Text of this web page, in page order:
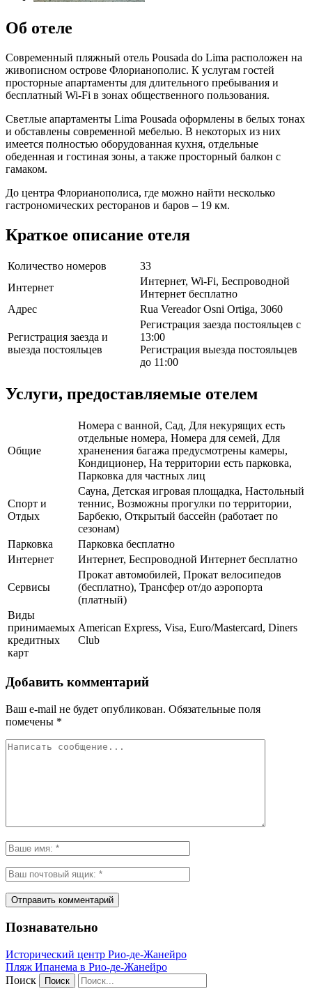
Об отеле
Современный пляжный отель Pousada do Lima расположен на
живописном острове Флорианополис. К услугам гостей
просторные апартаменты для длительного пребывания и
бесплатный Wi-Fi в зонах общественного пользования.
Светлые апартаменты Lima Pousada оформлены в белых тонах
и обставлены современной мебелью. В некоторых из них
имеется полностью оборудованная кухня, отдельные
обеденная и гостиная зоны, а также просторный балкон с
гамаком.
До центра Флорианополиса, где можно найти несколько
гастрономических ресторанов и баров – 19 км.
Краткое описание отеля
Количество номеров
33
Интернет
Интернет, Wi-Fi, Беспроводной
Интернет бесплатно
Адрес
Rua Vereador Osni Ortiga, 3060
Регистрация заезда и
выезда постояльцев
Регистрация заезда постояльцев с
13:00
Регистрация выезда постояльцев
до 11:00
Услуги, предоставляемые отелем
Общие
Номера с ванной, Сад, Для некурящих есть
отдельные номера, Номера для семей, Для
храненения багажа предусмотрены камеры,
Кондиционер, На территории есть парковка,
Парковка для частных лиц
Спорт и
Отдых
Сауна, Детская игровая площадка, Настольный
теннис, Возможны прогулки по территории,
Барбекю, Открытый бассейн (работает по
сезонам)
Парковка
Парковка бесплатно
Интернет
Интернет, Беспроводной Интернет бесплатно
Сервисы
Прокат автомобилей, Прокат велосипедов
(бесплатно), Трансфер от/до аэропорта
(платный)
Виды
принимаемых
кредитных
карт
American Express, Visa, Euro/Mastercard, Diners
Club
Добавить комментарий
Ваш e-mail не будет опубликован. Обязательные поля
помечены *
Познавательно
Исторический центр Рио-де-Жанейро
Пляж Ипанема в Рио-де-Жанейро
Поиск